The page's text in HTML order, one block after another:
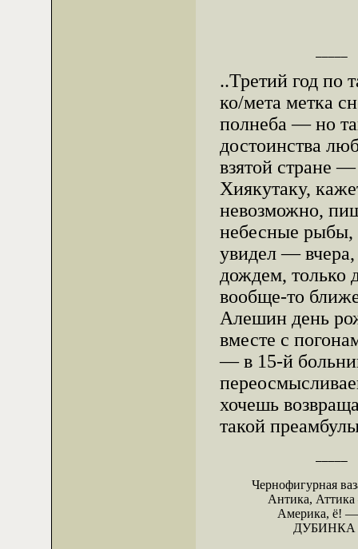
..Третий год по
ко/мета метка
полнеба — но
достоинства
взятой стране
Хиякутаку,
невозможно,
небесные рыбы,
увидел — вчера,
дождем, только
вообще-то
Алешин день
вместе с
— в 15-й
хочешь
такой
Чернофигурная
Антика,
Америка,